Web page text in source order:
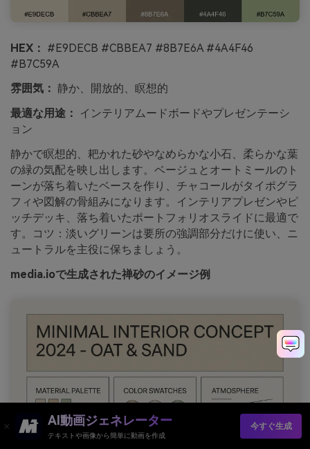
HEX： #E9DECB #CBBEA7 #8B7E6A #4A4F46
#B7C59A
雰囲気： 静か、開放的、瞑想的
最適な用途：
インテリアムードボードやプレゼンテーシ
ョン
静かで瞑想的、耙かれた砂やなめらかな小石、柔らかな葉
の緑の気配を映し出します。ベージュとオートミールのト
ーンが落ち着いたベースを作り、チャコールがタイポグラ
フィや図解の骨組みになります。インテリアプレゼンやピ
ッチデッキ、落ち着いたポートフォリオスライドに最適で
す。コツ：淡いグリーンは要所の強調部分だけに使い、ニ
ュートラルを主役に保ちましょう。
media.ioで生成された禅砂のイメージ例
AI動画ジェネレーター
テキストや画像から簡単に動画を作成
今すぐ生成